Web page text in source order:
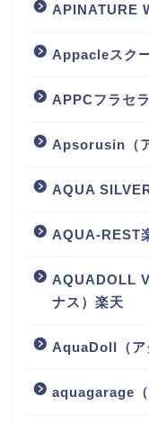
APINATURE
Appacleスク
APPCフラセ
Apsorusin（
AQUA
AQUA-REST
AQUADOLL
ナス）楽天
AquaDoll（ア
aquagarage